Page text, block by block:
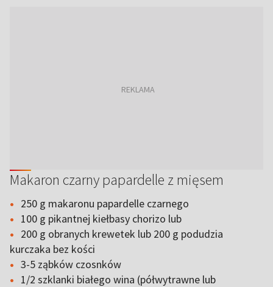
Makaron czarny papardelle z mięsem
250 g makaronu papardelle czarnego
100 g pikantnej kiełbasy chorizo lub
200 g obranych krewetek lub 200 g podudzia
kurczaka bez kości
3-5 ząbków czosnków
1/2 szklanki białego wina (półwytrawne lub